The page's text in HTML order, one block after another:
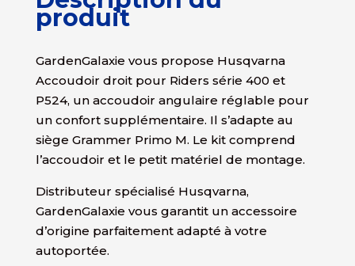
produit
GardenGalaxie vous propose Husqvarna
Accoudoir droit pour Riders série 400 et
P524, un accoudoir angulaire réglable pour
un confort supplémentaire. Il s’adapte au
siège Grammer Primo M. Le kit comprend
l’accoudoir et le petit matériel de montage.
Distributeur spécialisé Husqvarna,
GardenGalaxie vous garantit un accessoire
d’origine parfaitement adapté à votre
autoportée.